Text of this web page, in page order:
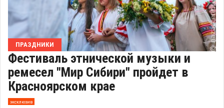
ПРАЗДНИКИ
Фестиваль этнической музыки и
ремесел "Мир Сибири" пройдет в
Красноярском крае
эксклюзив